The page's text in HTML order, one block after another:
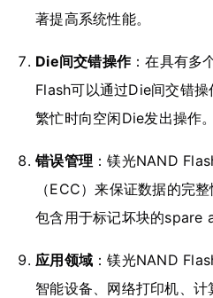
著提高系统性能。
Die间交错操作：在具有多
Flash可以通过Die间交错
繁忙时向空闲Die发出操作。
错误管理 ：镁光NAND
（ECC）来保证数据的完
包含用于标记坏块的spare
应用领域 ：镁光NAND
智能设备、网络打印机、计